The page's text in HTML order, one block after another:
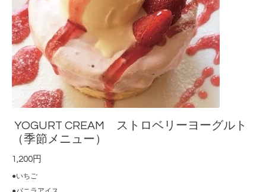
YOGURT CREAM ストロベリーヨーグルト
（季節メニュー）
1,200円
●いちご